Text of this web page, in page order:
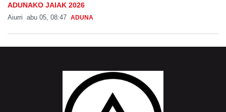
ADUNAKO JAIAK 2026
Aiurri abu 05, 08:47 ADUNA